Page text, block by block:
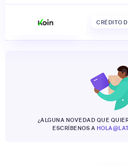
CRÉDITO
¿ALGUNA NOVEDAD QUE
ESCRÍBENOS A